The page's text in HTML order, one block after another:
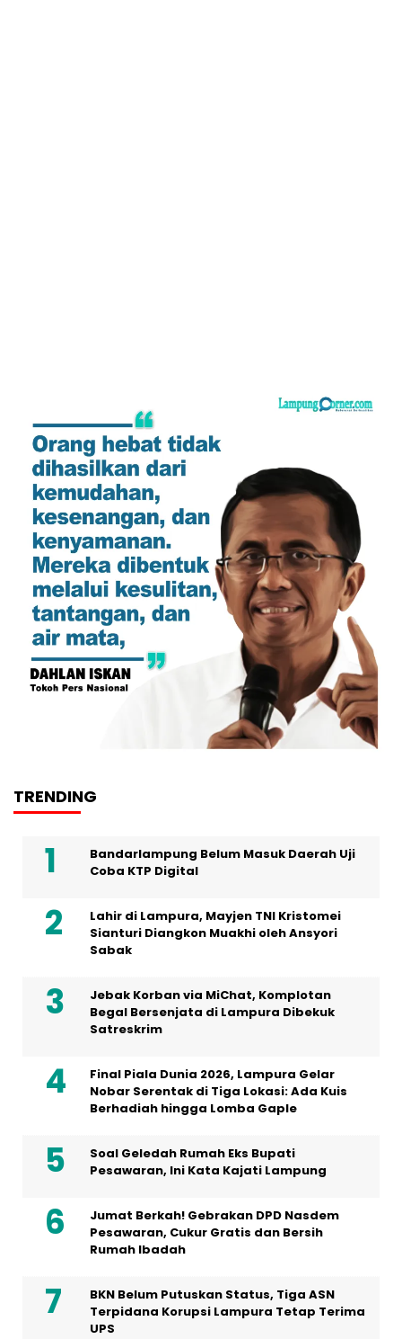
TRENDING
Bandarlampung Belum Masuk Daerah Uji
Coba KTP Digital
Lahir di Lampura, Mayjen TNI Kristomei
Sianturi Diangkon Muakhi oleh Ansyori
Sabak
Jebak Korban via MiChat, Komplotan
Begal Bersenjata di Lampura Dibekuk
Satreskrim
Final Piala Dunia 2026, Lampura Gelar
Nobar Serentak di Tiga Lokasi: Ada Kuis
Berhadiah hingga Lomba Gaple
Soal Geledah Rumah Eks Bupati
Pesawaran, Ini Kata Kajati Lampung
Jumat Berkah! Gebrakan DPD Nasdem
Pesawaran, Cukur Gratis dan Bersih
Rumah Ibadah
BKN Belum Putuskan Status, Tiga ASN
Terpidana Korupsi Lampura Tetap Terima
UPS